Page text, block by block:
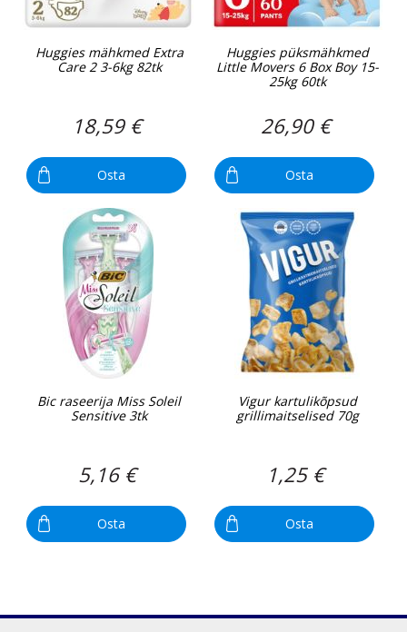
Huggies mähkmed Extra
Care 2 3-6kg 82tk
18,59 €
Osta
Huggies püksmähkmed
Little Movers 6 Box Boy 15-
25kg 60tk
26,90 €
Osta
Bic raseerija Miss Soleil
Sensitive 3tk
5,16 €
Osta
Vigur kartulikõpsud
grillimaitselised 70g
1,25 €
Osta